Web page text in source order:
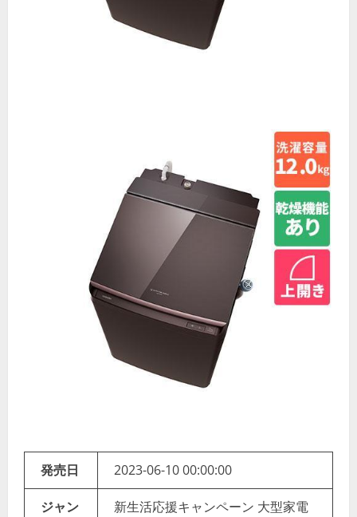
発売日 2023-06-10 00:00:00
ジャン
新生活応援キャンペーン 大型家電